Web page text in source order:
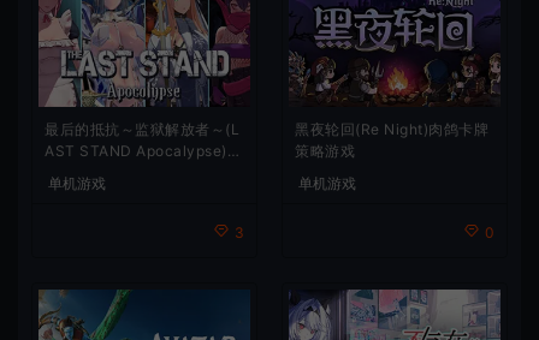
最后的抵抗～监狱解放者～(L
AST STAND Apocalypse)卡
通动作幸存者游戏
单机游戏
3
黑夜轮回(Re Night)肉鸽卡牌
策略游戏
单机游戏
0